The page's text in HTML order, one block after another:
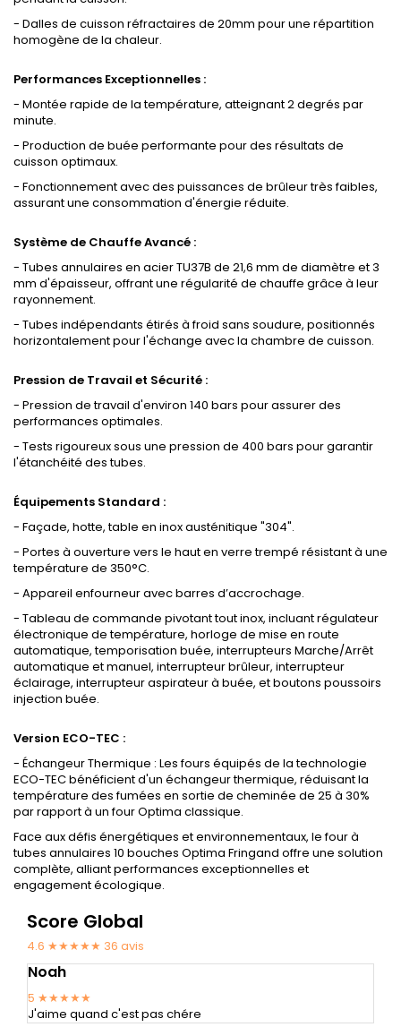
- Dalles de cuisson réfractaires de 20mm pour une répartition
homogène de la chaleur.
Performances Exceptionnelles :
- Montée rapide de la température, atteignant 2 degrés par
minute.
- Production de buée performante pour des résultats de
cuisson optimaux.
- Fonctionnement avec des puissances de brûleur très faibles,
assurant une consommation d'énergie réduite.
Système de Chauffe Avancé :
- Tubes annulaires en acier TU37B de 21,6 mm de diamètre et 3
mm d'épaisseur, offrant une régularité de chauffe grâce à leur
rayonnement.
- Tubes indépendants étirés à froid sans soudure, positionnés
horizontalement pour l'échange avec la chambre de cuisson.
Pression de Travail et Sécurité :
- Pression de travail d'environ 140 bars pour assurer des
performances optimales.
- Tests rigoureux sous une pression de 400 bars pour garantir
l'étanchéité des tubes.
Équipements Standard :
- Façade, hotte, table en inox austénitique "304".
- Portes à ouverture vers le haut en verre trempé résistant à une
température de 350°C.
- Appareil enfourneur avec barres d’accrochage.
- Tableau de commande pivotant tout inox, incluant régulateur
électronique de température, horloge de mise en route
automatique, temporisation buée, interrupteurs Marche/Arrêt
automatique et manuel, interrupteur brûleur, interrupteur
éclairage, interrupteur aspirateur à buée, et boutons poussoirs
injection buée.
Version ECO-TEC :
- Échangeur Thermique : Les fours équipés de la technologie
ECO-TEC bénéficient d'un échangeur thermique, réduisant la
température des fumées en sortie de cheminée de 25 à 30%
par rapport à un four Optima classique.
Face aux défis énergétiques et environnementaux, le four à
tubes annulaires 10 bouches Optima Fringand offre une solution
complète, alliant performances exceptionnelles et
engagement écologique.
Score Global
4.6 ★★★★★ 36 avis
Noah
5 ★★★★★
J'aime quand c'est pas chére